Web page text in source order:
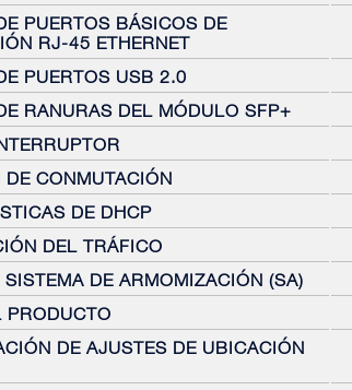
PUERTOS BÁSICOS DE
RJ-45 ETHERNET
PUERTOS USB 2.0
RANURAS DEL MÓDULO SFP+
DE CONMUTACIÓN
DE DHCP
DEL TRÁFICO
DE ARMOMIZACIÓN (SA)
PRODUCTO
DE AJUSTES DE UBICACIÓN